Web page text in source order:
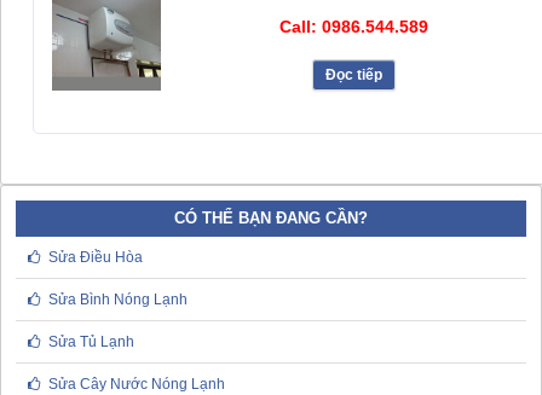
Call: 0986.544.589
Đọc tiếp
CÓ THỂ BẠN ĐANG CẦN?
Sửa Điều Hòa
Sửa Bình Nóng Lạnh
Sửa Tủ Lạnh
Sửa Cây Nước Nóng Lạnh